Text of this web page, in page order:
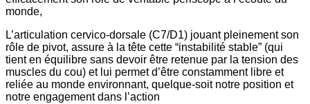
monde,
L’articulation cervico-dorsale (C7/D1) jouant pleinement son
rôle de pivot, assure à la tête cette “instabilité stable” (qui
tient en équilibre sans devoir être retenue par la tension des
muscles du cou) et lui permet d’être constamment libre et
reliée au monde environnant, quelque-soit notre position et
notre engagement dans l’action